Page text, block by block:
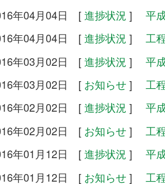
年04月04日 [進捗状況 ] 平
年04月04日 [進捗状況 ] 工
年03月02日 [進捗状況 ] 平
年03月02日 [ お知らせ] 工
年02月02日 [進捗状況 ] 平
年02月02日 [ お知らせ] 工
年01月12日 [進捗状況 ] 平
年01月12日 [ お知らせ] 工